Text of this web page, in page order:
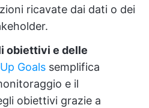
ricavate dai dati o dei
obiettivi e delle
Goals semplifica
e il
obiettivi grazie a